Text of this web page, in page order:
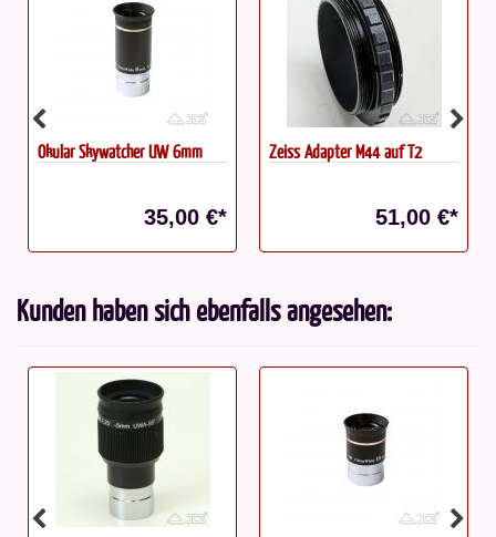
Okular Skywatcher UW 6mm
35,00 €*
Zeiss Adapter M44 auf T2
51,00 €*
Kunden haben sich ebenfalls angesehen: